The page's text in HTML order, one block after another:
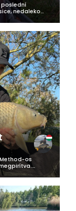
poslední
nedaleko
který mě k
os
egy kis